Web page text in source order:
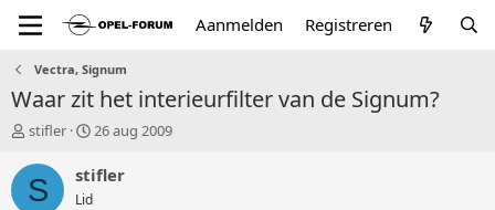
Aanmelden Registreren
Vectra, Signum
Waar zit het interieurfilter van de Signum?
T
p
i
stifler
S
a
26 aug 2009
S stifler
Lid